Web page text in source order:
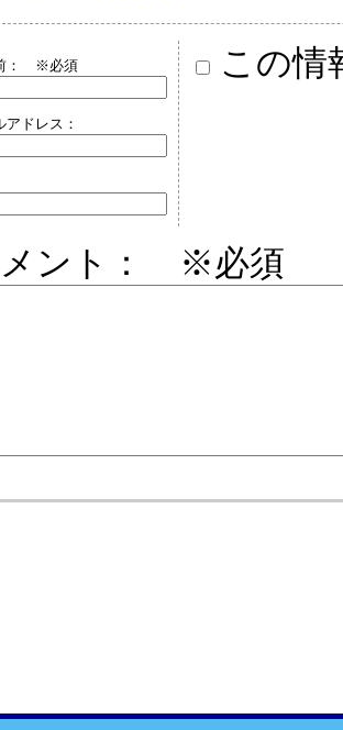
： ※必須
アドレス：
この情
メント： ※必須